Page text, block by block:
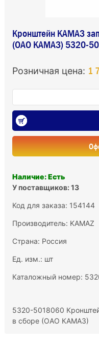
Кронштейн КАМАЗ
(ОАО КАМАЗ) 5320-
Розничная цена: 1
Наличие: Есть
У поставщиков: 13
Код для заказа: 154144
Производитель: KAMAZ
Страна: Россия
Ед. изм.: шт
Каталожный номер:
5320-5018060
в сборе (ОАО КАМАЗ)